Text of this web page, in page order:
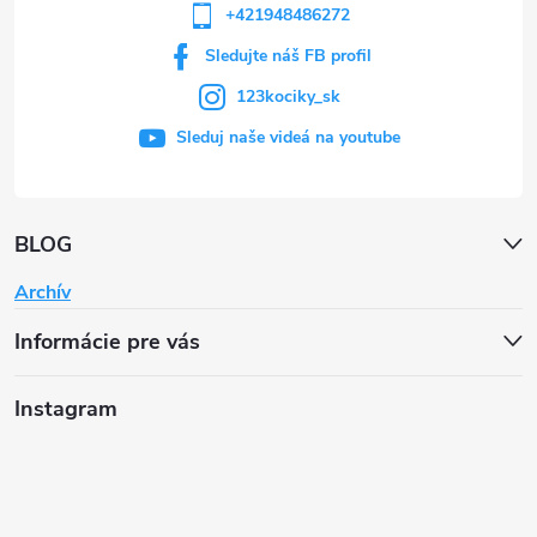
BLOG
Archív
Informácie pre vás
+421948486272
Sledujte náš FB profil
123kociky_sk
Sleduj naše videá na youtube
Instagram